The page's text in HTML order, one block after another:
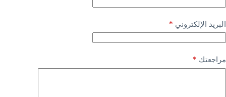
البريد الإلكتروني *
مراجعتك *